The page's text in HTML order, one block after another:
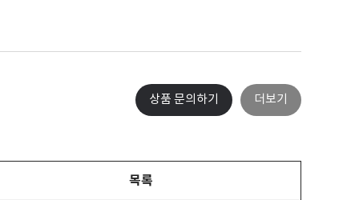
상품 문의하기 더보기
목록